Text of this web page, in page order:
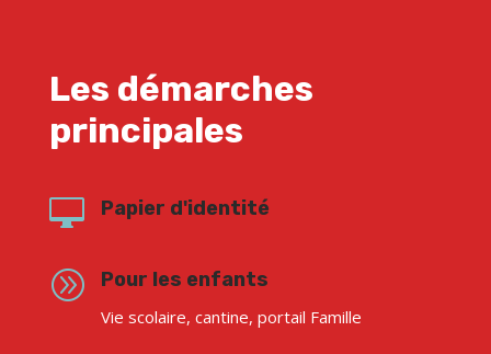
Les démarches
principales
 Papier d'identité
A Pour les enfants
Vie scolaire, cantine, portail Famille